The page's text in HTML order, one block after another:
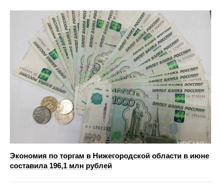
Экономия по торгам в Нижегородской области в июне
составила 196,1 млн рублей